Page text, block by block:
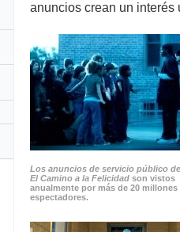
anuncios crean un interés
Los anuncios de servicio público de
El Camino a la Felicidad son vistos
anualmente por más de 20 millones
espectadores.